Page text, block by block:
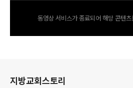
동영상 서비스가 종료되어 해당 콘텐
지방교회스토리